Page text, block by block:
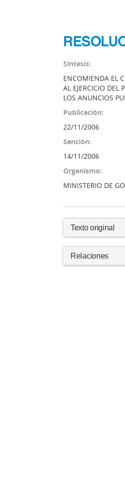
Síntesis:
ENCOMIENDA EL
AL EJERCICIO DEL
LOS ANUNCIOS
Publicación:
22/11/2006
Sanción:
14/11/2006
Organismo:
MINISTERIO DE
Texto original
Relaciones